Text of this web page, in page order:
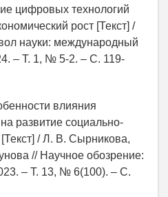
цифровых технологий
рост [Текст] /
науки: международный
– Т. 1, № 5-2. – С. 119-
влияния
развитие социально-
/ Л. В. Сырникова,
// Научное обозрение:
– Т. 13, № 6(100). – С.